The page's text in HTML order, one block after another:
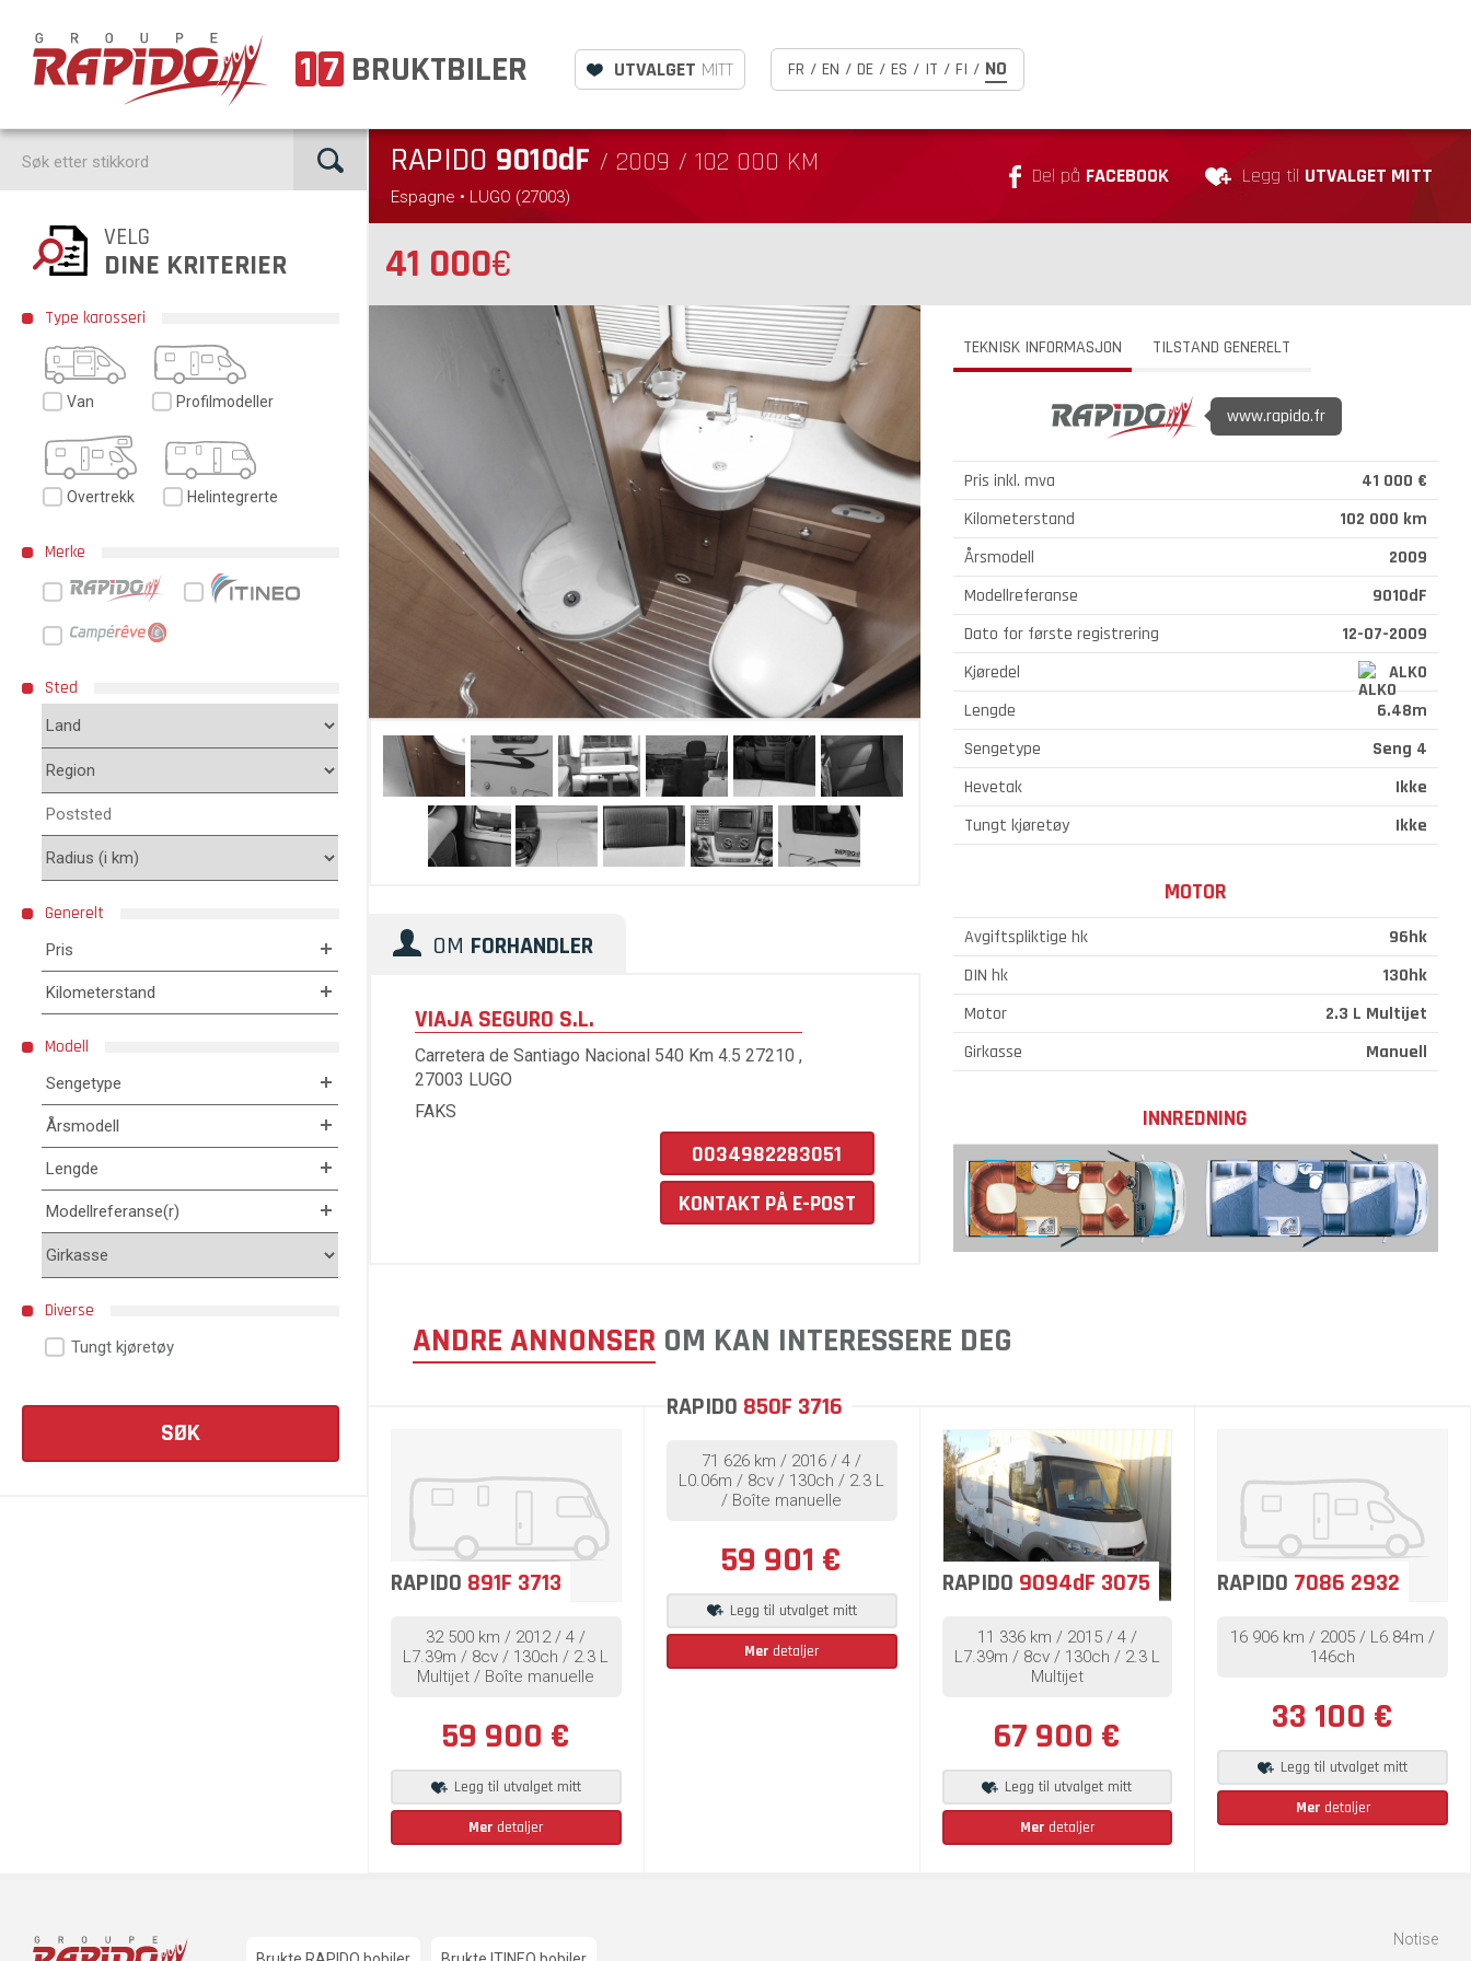
1 7 BRUKTBILER UTVALGET MITT FR / EN / DE / ES / IT / FI / NO
RAPIDO 9010dF / 2009 / 102 000 KM
Espagne • LUGO (27003)
Del på FACEBOOK Legg til UTVALGET MITT
41 000€
TEKNISK INFORMASJON TILSTAND GENERELT
www.rapido.fr
Pris inkl. mva
41 000 €
Kilometerstand
102 000 km
Årsmodell
2009
Modellreferanse
9010dF
Dato for første registrering
12-07-2009
Kjøredel
ALKO
Lengde
6.48m
Sengetype
Seng 4
Hevetak
Ikke
Tungt kjøretøy
Ikke
MOTOR
Avgiftspliktige hk
96hk
DIN hk
130hk
Motor
2.3 L Multijet
Girkasse
Manuell
INNREDNING
OM FORHANDLER
VIAJA SEGURO S.L.
Carretera de Santiago Nacional 540 Km 4.5 27210 ,
27003 LUGO
FAKS
0034982283051
KONTAKT PÅ E-POST
ANDRE ANNONSER OM KAN INTERESSERE DEG
RAPIDO 891F 3713
32 500 km / 2012 / 4 /
L7.39m / 8cv / 130ch / 2.3 L
Multijet / Boîte manuelle
59 900 €
Legg til utvalget mitt
Mer detaljer
RAPIDO 850F 3716
71 626 km / 2016 / 4 /
L0.06m / 8cv / 130ch / 2.3 L
/ Boîte manuelle
59 901 €
Legg til utvalget mitt
Mer detaljer
RAPIDO 9094dF 3075
11 336 km / 2015 / 4 /
L7.39m / 8cv / 130ch / 2.3 L
Multijet
67 900 €
Legg til utvalget mitt
Merdetaljer
RAPIDO 7086 2932
16 906 km / 2005 / L6.84m /
146ch
33 100 €
Legg til utvalget mitt
Merdetaljer
VELG
DINE KRITERIER
Type karosseri
Van Profilmodeller
Overtrekk Helintegrerte
Merke
Sted
Generelt
Pris
Kilometerstand
Modell
Sengetype
Årsmodell
Lengde
Modellreferanse(r)
Diverse
Tungt kjøretøy
Notise